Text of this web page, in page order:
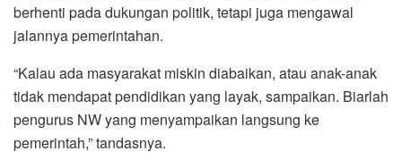
berhenti pada dukungan politik, tetapi juga mengawal
jalannya pemerintahan.
“Kalau ada masyarakat miskin diabaikan, atau anak-anak
tidak mendapat pendidikan yang layak, sampaikan. Biarlah
pengurus NW yang menyampaikan langsung ke
pemerintah,” tandasnya.